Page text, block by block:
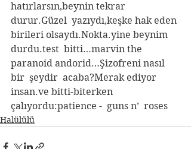
hatırlarsın,beynin tekrar
durur.Güzel  yazıydı,keşke hak eden
birileri olsaydı.Nokta.yine beynim
durdu.test  bitti…marvin the
paranoid andorid…Şizofreni nasıl
bir  şeydir  acaba?Merak ediyor
insan.ve bitti-biterken
çalıyordu:patience -  guns n’  roses
Halülülü